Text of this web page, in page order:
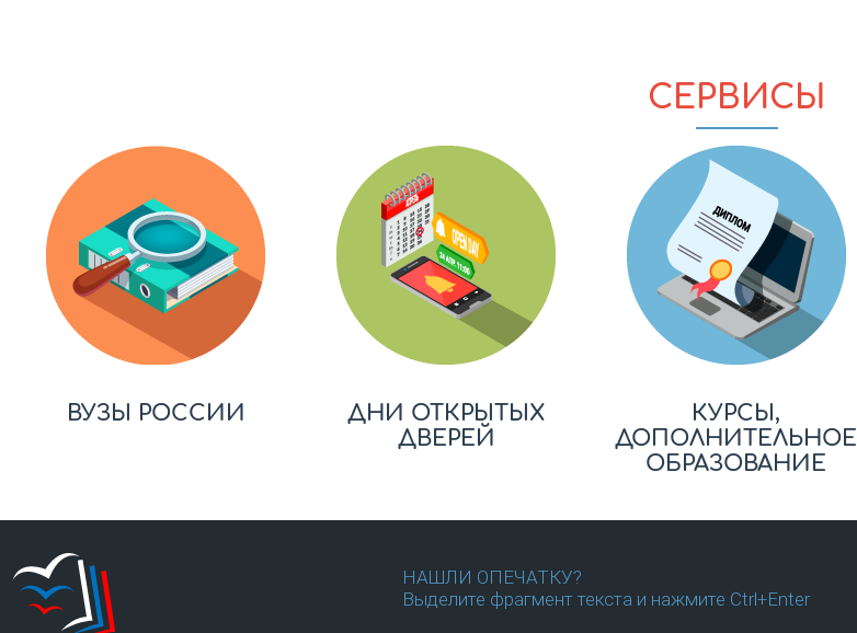
СЕРВИСЫ
ВУЗЫ РОССИИ
ДНИ ОТКРЫТЫХ
ДВЕРЕЙ
КУРСЫ,
ДОПОЛНИТЕЛЬНОЕ
ОБРАЗОВАНИЕ
НАШЛИ ОПЕЧАТКУ?
Выделите фрагмент текста и нажмите Ctrl+Enter